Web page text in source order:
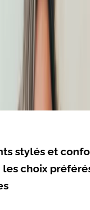
stylés et
les choix